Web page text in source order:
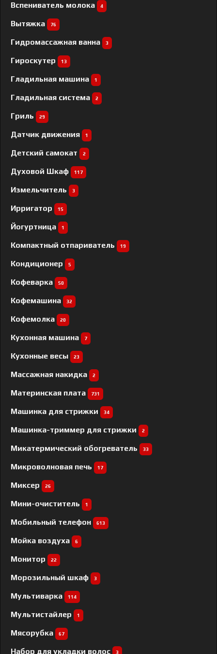
Вспениватель молока 4
Вытяжка 76
Гидромассажная ванна 3
Гироскутер 13
Гладильная машина 1
Гладильная система 2
Гриль 29
Датчик движения 1
Детский самокат 2
Духовой Шкаф 117
Измельчитель 3
Ирригатор 15
Йогуртница 1
Компактный отпариватель 19
Кондиционер 5
Кофеварка 50
Кофемашина 32
Кофемолка 20
Кухонная машина 7
Кухонные весы 23
Массажная накидка 2
Материнская плата 731
Машинка для стрижки 34
Машинка-триммер для стрижки 2
Микатермический обогреватель 33
Микроволновая печь 17
Миксер 26
Мини-очиститель 1
Мобильный телефон 613
Мойка воздуха 6
Монитор 22
Морозильный шкаф 3
Мультиварка 114
Мультистайлер 1
Мясорубка 67
Набор для укладки волос 3